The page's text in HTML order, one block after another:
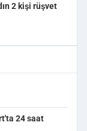
2 kişi rüşvet
24 saat